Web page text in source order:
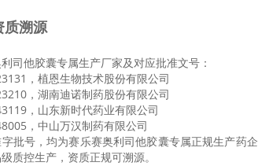
质溯源
司他胶囊专属生产厂家及对应批准文号：
，植恩生物技术股份有限公司
，湖南迪诺制药股份有限公司
，山东新时代药业有限公司
，中山万汉制药有限公司
批号，均为赛乐赛奥利司他胶囊专属正规生产药
质控生产，资质正规可溯源。